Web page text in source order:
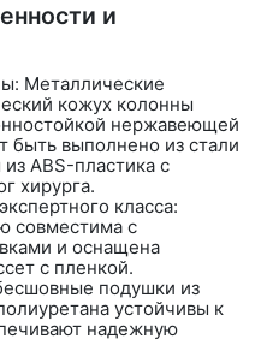
и
Металлические
кожух колонны
нержавеющей
быть выполнено из стали
ABS-пластика с
хирурга.
класса:
совместима с
и оснащена
с пленкой.
подушки из
устойчивы к
надежную